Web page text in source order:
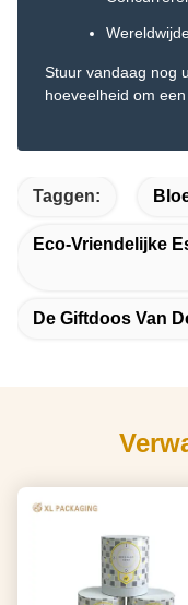
Stuur vandaag nog
hoeveelheid om
Taggen:
Eco-Vriendelijke
De Giftdoos Van